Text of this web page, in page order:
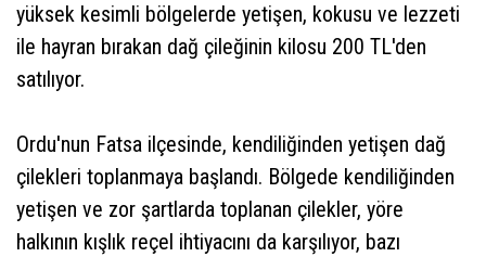
yüksek kesimli bölgelerde yetişen, kokusu ve lezzeti
ile hayran bırakan dağ çileğinin kilosu 200 TL'den
satılıyor.
Ordu'nun Fatsa ilçesinde, kendiliğinden yetişen dağ
çilekleri toplanmaya başlandı. Bölgede kendiliğinden
yetişen ve zor şartlarda toplanan çilekler, yöre
halkının kışlık reçel ihtiyacını da karşılıyor, bazı